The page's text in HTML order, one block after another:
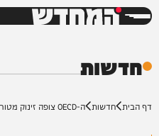
המחדש
חדשות
דף הבית חדשות ה-OECD צופה זינוק מטורף של 5.6% בצמיחת ישראל